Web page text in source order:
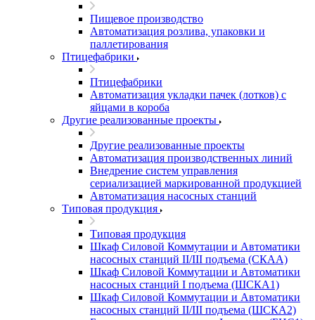
Пищевое производство
Автоматизация розлива, упаковки и
паллетирования
Птицефабрики
Птицефабрики
Автоматизация укладки пачек (лотков) с
яйцами в короба
Другие реализованные проекты
Другие реализованные проекты
Автоматизация производственных линий
Внедрение систем управления
сериализацией маркированной продукцией
Автоматизация насосных станций
Типовая продукция
Типовая продукция
Шкаф Силовой Коммутации и Автоматики
насосных станций II/III подъема (СКАА)
Шкаф Силовой Коммутации и Автоматики
насосных станций I подъема (ШСКА1)
Шкаф Силовой Коммутации и Автоматики
насосных станций II/III подъема (ШСКА2)